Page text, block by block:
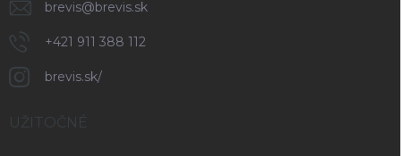
brevis@brevis.sk
+421 911 388 112
brevis.sk/
UŽITOČNÉ